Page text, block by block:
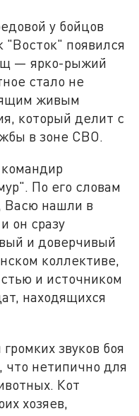
у бойцов
"Восток" появился
— ярко-рыжий
стало не
живым
который делит с
в зоне СВО.
По его словам
Васю нашли в
он сразу
и доверчивый
коллективе,
и источником
находящихся
звуков боя
что нетипично для
Кот
хозяев,